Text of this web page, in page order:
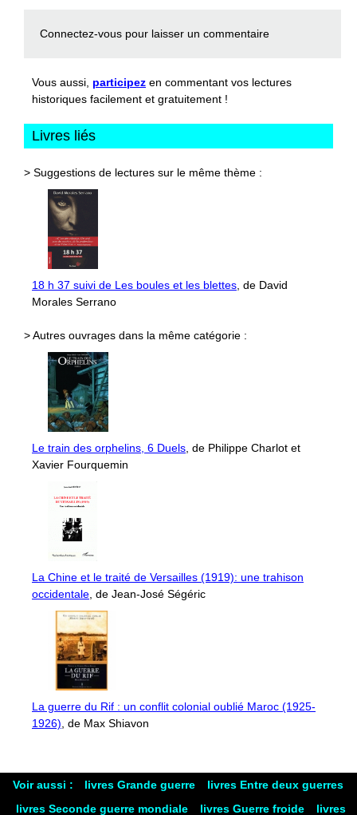
Connectez-vous pour laisser un commentaire
Vous aussi, participez en commentant vos lectures
historiques facilement et gratuitement !
Livres liés
> Suggestions de lectures sur le même thème :
18 h 37 suivi de Les boules et les blettes , de David
Morales Serrano
> Autres ouvrages dans la même catégorie :
Le train des orphelins, 6 Duels , de Philippe Charlot et
Xavier Fourquemin
La Chine et le traité de Versailles (1919): une trahison
occidentale , de Jean-José Ségéric
La guerre du Rif : un conflit colonial oublié Maroc (1925-
1926) , de Max Shiavon
Voir aussi : livres Grande guerre
livres Entre deux guerres
livres Seconde guerre mondiale
livres Guerre froide livres